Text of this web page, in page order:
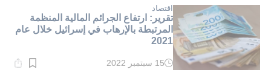
دقيقة.
اقتصاد
تقرير: ارتفاع الجرائم المالية المنظمة
المرتبطة بالإرهاب في إسرائيل خلال عام
2021
وقت
15 سبتمبر 2022